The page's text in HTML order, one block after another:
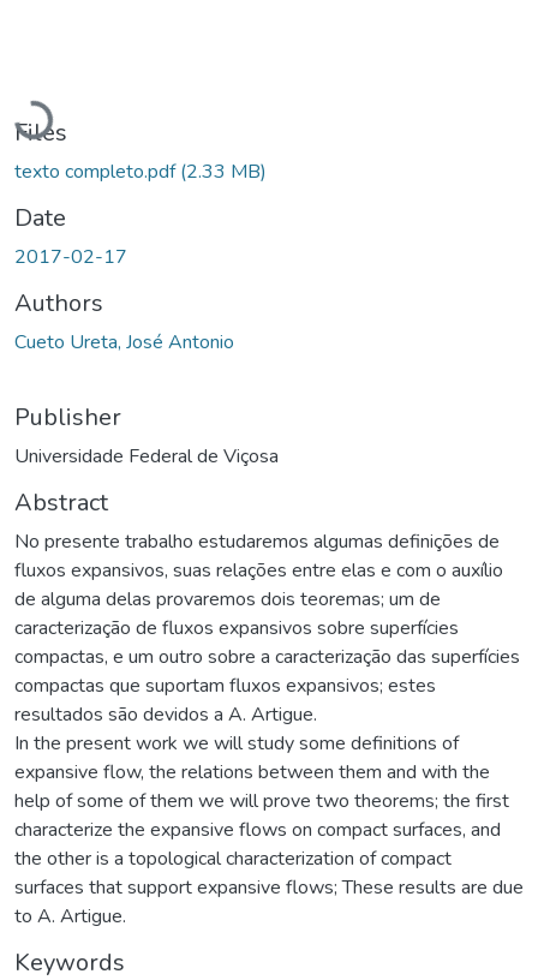
Loading...
Files
texto completo.pdf(2.33 MB)
Date
2017-02-17
Authors
Cueto Ureta, José Antonio
Publisher
Universidade Federal de Viçosa
Abstract
No presente trabalho estudaremos algumas definições de
fluxos expansivos, suas relações entre elas e com o auxílio
de alguma delas provaremos dois teoremas; um de
caracterização de fluxos expansivos sobre superfícies
compactas, e um outro sobre a caracterização das superfícies
compactas que suportam fluxos expansivos; estes
resultados são devidos a A. Artigue.
In the present work we will study some definitions of
expansive flow, the relations between them and with the
help of some of them we will prove two theorems; the first
characterize the expansive flows on compact surfaces, and
the other is a topological characterization of compact
surfaces that support expansive flows; These results are due
to A. Artigue.
Keywords